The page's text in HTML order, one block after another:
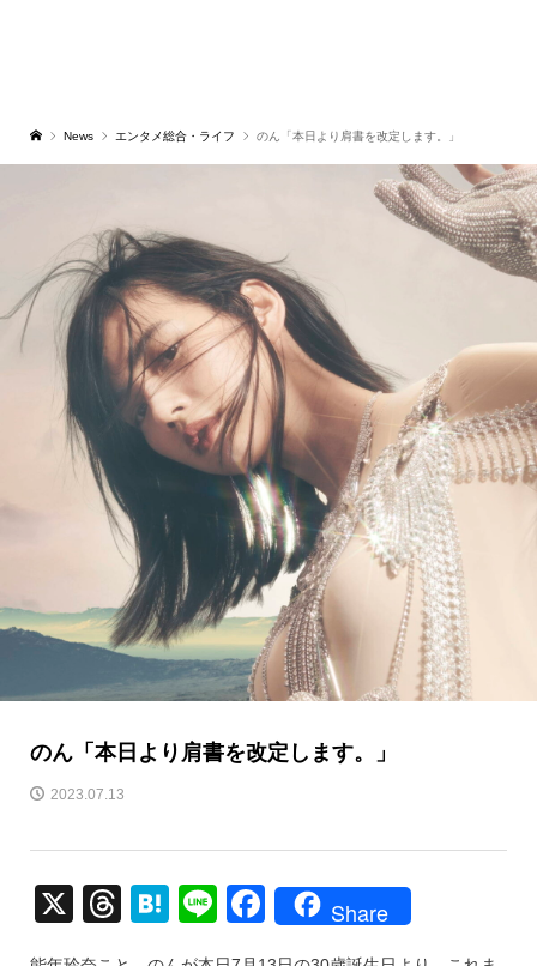
News エンタメ総合・ライフ のん「本日より肩書を改定します。」
のん「本日より肩書を改定します。」
2023.07.13
X
T
H
Li
F
Share